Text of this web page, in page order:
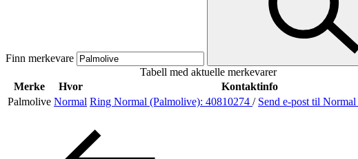
Mat og drikke
Aktiviteter
Tilbud
Finn merkevare
Tabell med aktuelle merkevarer
Merke
Hvor
Kontaktinfo
Palmolive Normal Ring Normal (Palmolive): 40810274 / Send e-post til Normal